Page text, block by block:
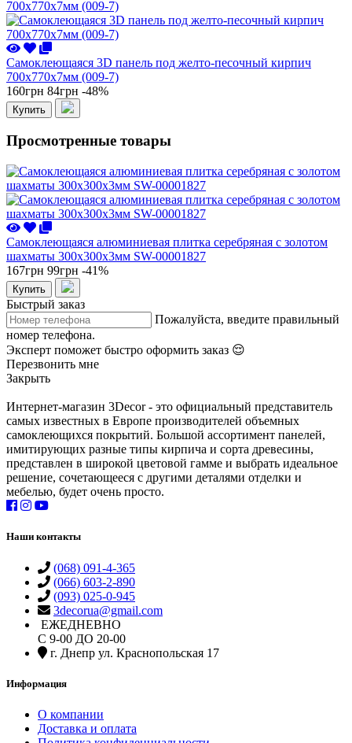
Самоклеющаяся 3D панель под желто-песочный кирпич
700x770x7мм (009-7)
160грн 84грн -48%
Купить
Просмотренные товары
Самоклеющаяся алюминиевая плитка серебряная с золотом
шахматы 300х300х3мм SW-00001827
167грн 99грн -41%
Купить
Быстрый заказ
Пожалуйста, введите правильный
номер телефона.
Эксперт поможет быстро оформить заказ 😌
Перезвонить мне
Закрыть
Интернет-магазин 3Decor - это официальный представитель
самых известных в Европе производителей объемных
самоклеющихся покрытий. Большой ассортимент панелей,
имитирующих разные типы кирпича и сорта древесины,
представлен в широкой цветовой гамме и выбрать идеальное
решение, сочетающееся с другими деталями отделки и
мебелью, будет очень просто.
Наши контакты
(068) 091-4-365
(066) 603-2-890
(093) 025-0-945
3decorua@gmail.com
ЕЖЕДНЕВНО
С 9-00 ДО 20-00
г. Днепр ул. Краснопольская 17
Информация
О компании
Доставка и оплата